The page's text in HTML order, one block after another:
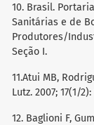
10. Brasil.
Sanitárias e de
Produtores/
Seção I.
11.Atui MB,
Lutz. 2007; 17(1/2):
12. Baglioni F,